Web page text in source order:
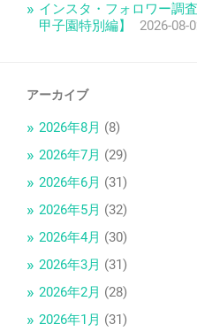
インスタ・フォロワー調
甲子園特別編】
2026-08-
アーカイブ
2026年8月 (8)
2026年7月 (29)
2026年6月 (31)
2026年5月 (32)
2026年4月 (30)
2026年3月 (31)
2026年2月 (28)
2026年1月 (31)